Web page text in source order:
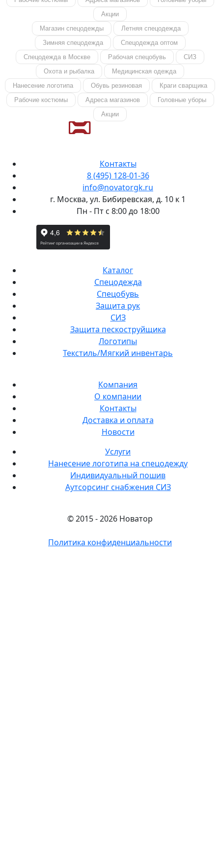
Акции
Магазин спецодежды
Летняя спецодежда
Зимняя спецодежда
Спецодежда оптом
Спецодежда в Москве
Рабочая спецобувь
СИЗ
Охота и рыбалка
Медицинская одежда
Нанесение логотипа
Обувь резиновая
Краги сварщика
Рабочие костюмы
Адреса магазинов
Головные уборы
Акции
Контакты
8 (495) 128-01-36
info@novatorgk.ru
г. Москва, ул. Бибиревская, д. 10 к 1
Пн - Пт с 8:00 до 18:00
Каталог
Спецодежда
Спецобувь
Защита рук
СИЗ
Защита пескоструйщика
Логотипы
Текстиль/Мягкий инвентарь
Компания
О компании
Контакты
Доставка и оплата
Новости
Услуги
Нанесение логотипа на спецодежду
Индивидуальный пошив
Аутсорсинг снабжения СИЗ
© 2015 - 2026 Новатор
Политика конфиденциальности